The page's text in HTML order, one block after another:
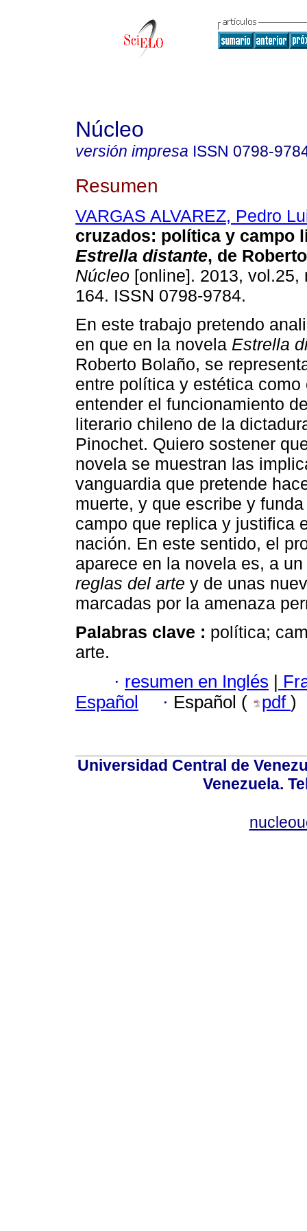
Núcleo
versión impresa ISSN 0798-
Resumen
VARGAS ALVAREZ, Pedro
cruzados: política y campo
Estrella distante, de
Núcleo [online]. 2013, vol.25,
164. ISSN 0798-9784.
En este trabajo pretendo
en que en la novela Estrella
Roberto Bolaño, se
entre política y estética como
entender el funcionamiento
literario chileno de la
Pinochet. Quiero sostener
novela se muestran las
vanguardia que pretende
muerte, y que escribe y
campo que replica y justifica
nación. En este sentido, el
aparece en la novela es, a
reglas del arte y de unas
marcadas por la amenaza
Palabras clave : política;
arte.
· resumen en Inglés |
Español
· Español ( pdf )
Universidad Central de
Venezuela.